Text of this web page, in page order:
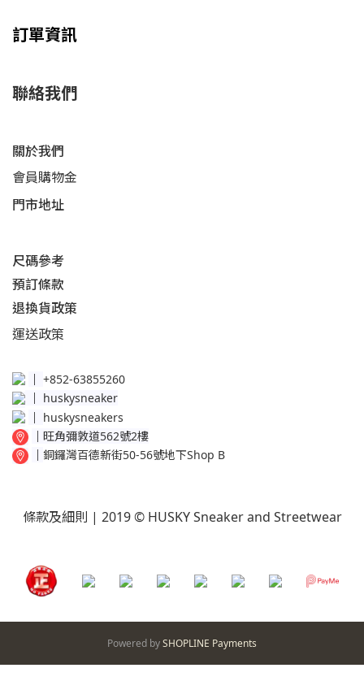
訂單資訊
聯絡我們
關於我們
會員購物金
門市地址
尺碼參考
預訂條款
退換貨政策​
運送政策​
│ +852-63855260
huskysneaker
│ huskysneakers
│ 旺角彌敦道562號2樓
│ 銅鑼灣百德新街50-56號地下Shop B
條款及細則 | 2019 © HUSKY Sneaker and Streetwear
Powered bySHOPLINE Payments